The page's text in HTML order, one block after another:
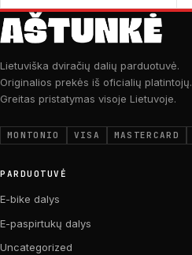
Lietuviška dviračių dalių parduotuvė.
Originalios prekės iš oficialių platintojų.
Greitas pristatymas visoje Lietuvoje.
MONTONIO VISA MASTERCARD
PARDUOTUVĖ
E-bike dalys
E-paspirtukų dalys
Uncategorized